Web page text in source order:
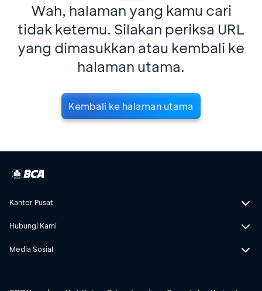
Wah, halaman yang kamu cari
tidak ketemu. Silakan periksa URL
yang dimasukkan atau kembali ke
halaman utama.
Kembali ke halaman utama
Kantor Pusat
Hubungi Kami
Media Sosial